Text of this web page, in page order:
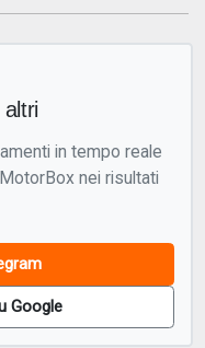
in tempo reale
nei risultati
Google